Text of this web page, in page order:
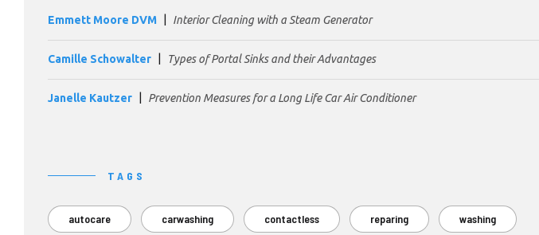
Emmett Moore DVM Interior Cleaning with a Steam Generator
Camille Schowalter Types of Portal Sinks and their Advantages
Janelle Kautzer Prevention Measures for a Long Life Car Air Conditioner
TAGS
autocare carwashing contactless reparing washing